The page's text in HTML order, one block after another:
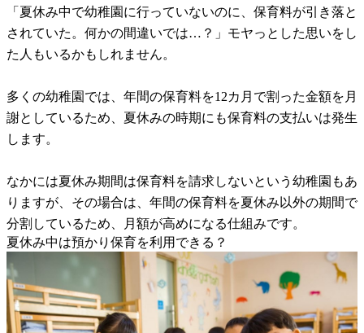
「夏休み中で幼稚園に行っていないのに、保育料が引き落と
されていた。何かの間違いでは…？」モヤっとした思いをし
た人もいるかもしれません。
多くの幼稚園では、年間の保育料を12カ月で割った金額を月
謝としているため、夏休みの時期にも保育料の支払いは発生
します。
なかには夏休み期間は保育料を請求しないという幼稚園もあ
りますが、その場合は、年間の保育料を夏休み以外の期間で
分割しているため、月額が高めになる仕組みです。
夏休み中は預かり保育を利用できる？